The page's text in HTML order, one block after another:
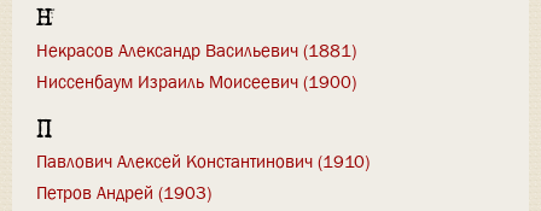
Н
Некрасов Александр Васильевич (1881)
Ниссенбаум Израиль Моисеевич (1900)
П
Павлович Алексей Константинович (1910)
Петров Андрей (1903)